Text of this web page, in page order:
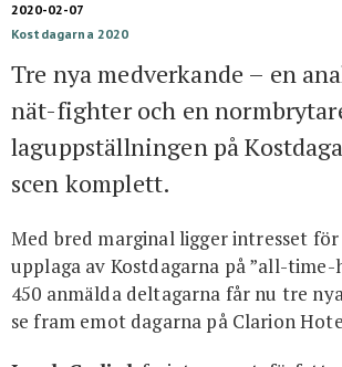
2020-02-07
Kostdagarna 2020
Tre nya medverkande – en
nät-fighter och en
laguppställningen på
scen komplett.
Med bred marginal ligger intresset för
upplaga av Kostdagarna på ”all-time-
450 anmälda deltagarna får nu tre
se fram emot dagarna på Clarion